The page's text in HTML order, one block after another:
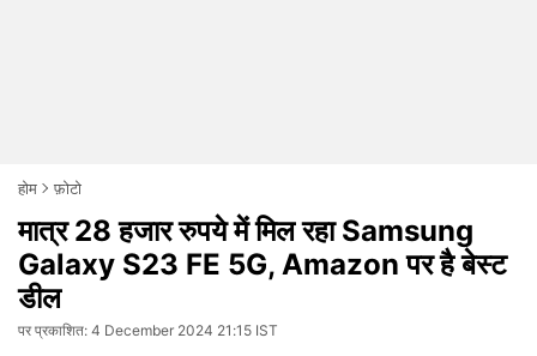
होम फ़ोटो
मात्र 28 हजार रुपये में मिल रहा Samsung
Galaxy S23 FE 5G, Amazon पर है बेस्ट
डील
पर प्रकाशित: 4 December 2024 21:15 IST